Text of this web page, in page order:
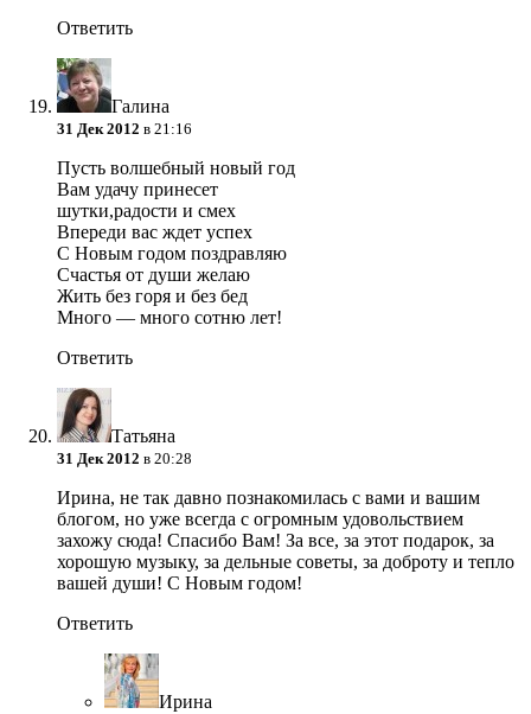
Ответить
Галина
31 Дек 2012 в 21:16
Пусть волшебный новый год
Вам удачу принесет
шутки,радости и смех
Впереди вас ждет успех
С Новым годом поздравляю
Счастья от души желаю
Жить без горя и без бед
Много — много сотню лет!
Ответить
Татьяна
31 Дек 2012 в 20:28
Ирина, не так давно познакомилась с вами и вашим
блогом, но уже всегда с огромным удовольствием
захожу сюда! Спасибо Вам! За все, за этот подарок, за
хорошую музыку, за дельные советы, за доброту и тепло
вашей души! С Новым годом!
Ответить
Ирина